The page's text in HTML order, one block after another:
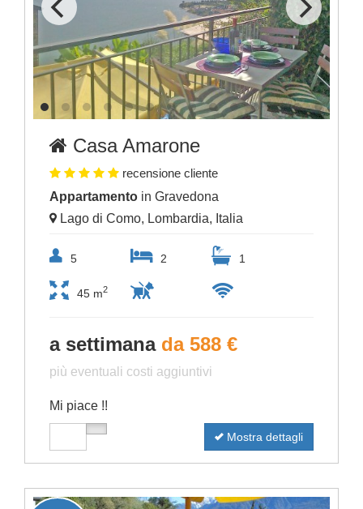
Casa Amarone
recensione cliente
Appartamento in Gravedona
Lago di Como, Lombardia, Italia
5 2 1
45 m2
a settimana da 588 €
più eventuali costi aggiuntivi
Mi piace !!
Mostra dettagli